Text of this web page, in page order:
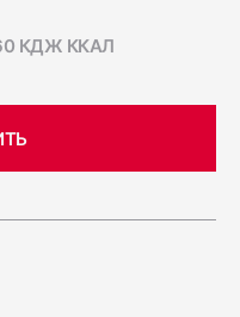
"Зернистая"
КДЖ ККАЛ